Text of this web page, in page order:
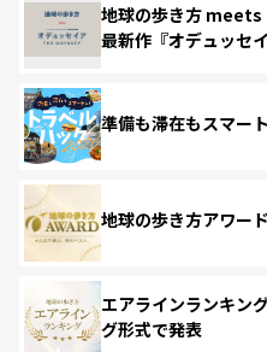
地球の歩き方 meets
最新作『オデュッセイ
準備も滞在もスマー
地球の歩き方アワー
エアラインランキン
グ形式で発表